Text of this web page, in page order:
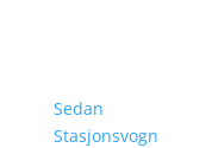
Sedan
Stasjonsvogn